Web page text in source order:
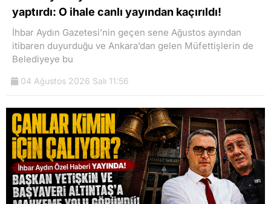
yaptırdı: O ihale canlı yayından kaçırıldı!
İhbar Aydın Gazetesi’nin geçen sene Ağustos ayından
itibaren duyurduğu ve Ankara’dan gelen Müfettişlerin de
Belediyeye bu
04 Ağustos 2026 Salı 11:56